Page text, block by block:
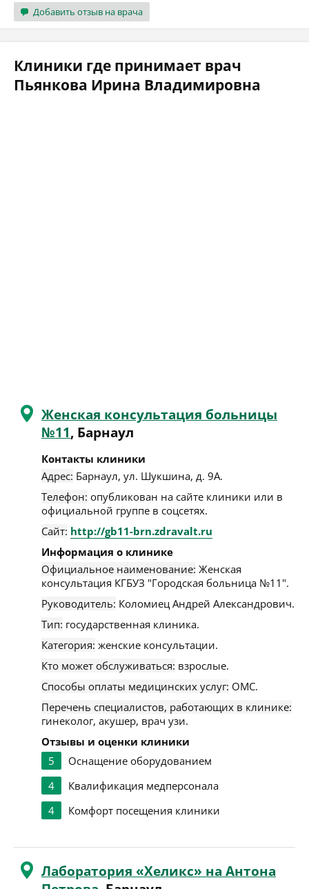
Добавить отзыв на врача
Клиники где принимает врач
Пьянкова Ирина Владимировна
Женская консультация больницы
№11, Барнаул
Контакты клиники
Адрес: Барнаул, ул. Шукшина, д. 9А.
Телефон: опубликован на сайте клиники или в
официальной группе в соцсетях.
Сайт: http://gb11-brn.zdravalt.ru
Информация о клинике
Официальное наименование: Женская
консультация КГБУЗ "Городская больница №11".
Руководитель: Коломиец Андрей Александрович.
Тип: государственная клиника.
Категория: женские консультации.
Кто может обслуживаться: взрослые.
Способы оплаты медицинских услуг: ОМС.
Перечень специалистов, работающих в клинике:
гинеколог, акушер, врач узи.
Отзывы и оценки клиники
5
Оснащение оборудованием
4
Квалификация медперсонала
4
Комфорт посещения клиники
Лаборатория «Хеликс» на Антона